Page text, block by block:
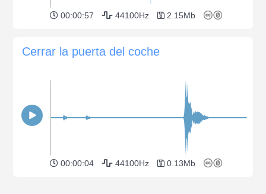
00:00:57 44100Hz 2.15Mb
Cerrar la puerta del coche
00:00:04 44100Hz 0.13Mb